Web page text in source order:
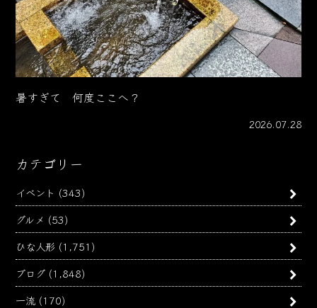
暑すぎて 何度ここへ？
2026.07.28
カテゴリー
イベント (343)
グルメ (53)
ひな人形 (1,751)
ブログ (1,848)
一流 (170)